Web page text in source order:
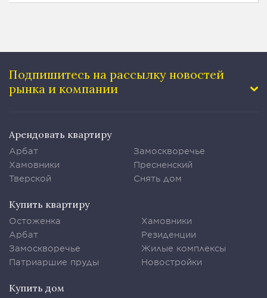
Подпишитесь на рассылку новостей
рынка и компании
Арендовать квартиру
Арбат
Хамовники
Тверской
Замоскворечье
Пресненский
Снять дом
Купить квартиру
Остоженка
Арбат
Замоскворечье
Патриаршие пруды
Хамовники
Резиденции
Жилые комплексы
Новостройки
Купить дом